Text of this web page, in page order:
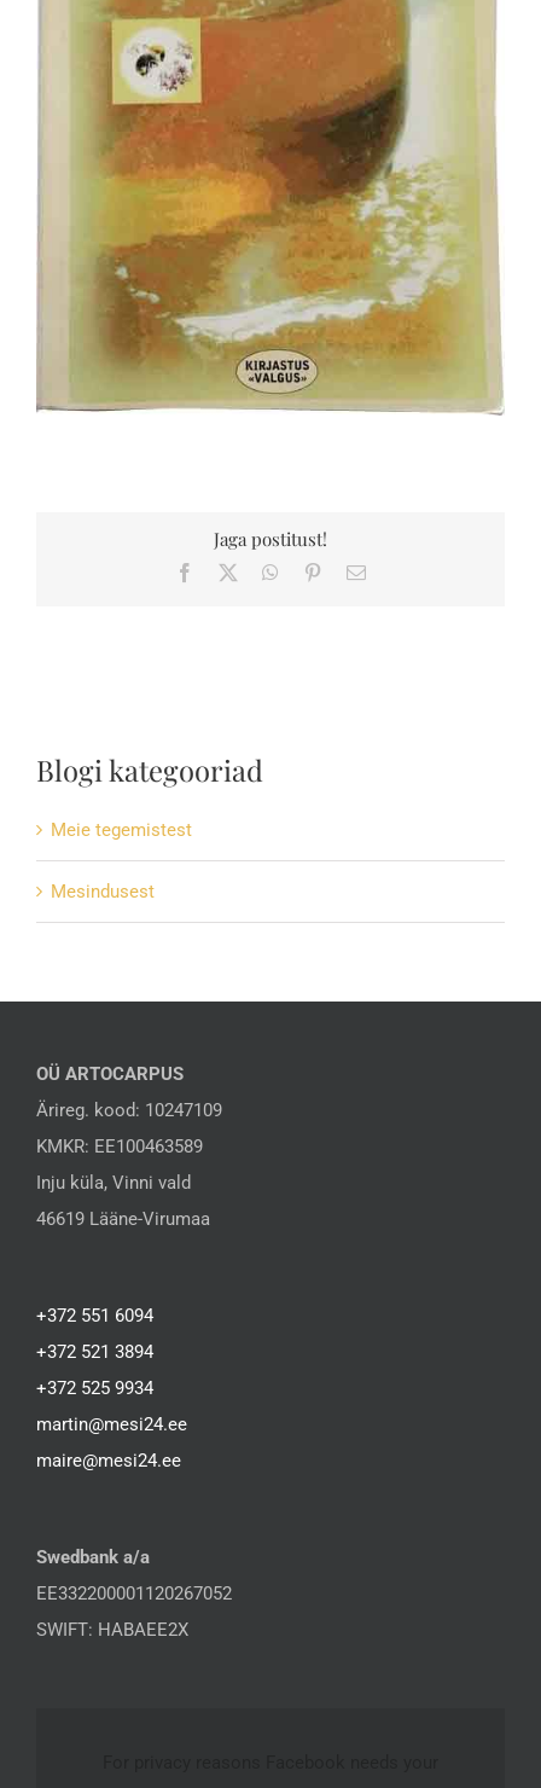
Jaga postitust!
Facebook WhatsApp
PinterestEmail
Blogi kategooriad
Meie tegemistest
Mesindusest
OÜ ARTOCARPUS
Ärireg. kood: 10247109
KMKR: EE100463589
Inju küla, Vinni vald
46619 Lääne-Virumaa
+372 551 6094
+372 521 3894
+372 525 9934
martin@mesi24.ee
maire@mesi24.ee
Swedbank a/a
EE332200001120267052
SWIFT: HABAEE2X